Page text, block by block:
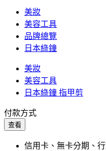
美妝
美容工具
品牌總覽
日本綠鐘
美妝
美容工具
日本綠鐘 指甲剪
付款方式
查看
信用卡、無卡分期、